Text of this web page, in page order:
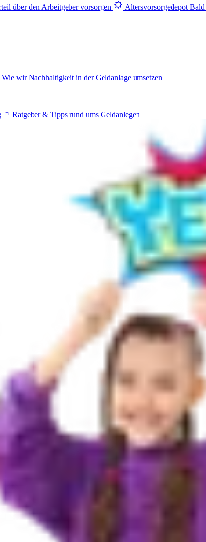
über den Arbeitgeber vorsorgen Altersvorsorgedepot Bald
Wie wir Nachhaltigkeit in der Geldanlage umsetzen
Ratgeber & Tipps rund ums Geldanlegen